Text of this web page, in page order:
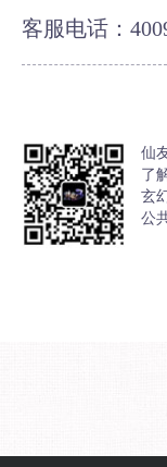
客服电话：
仙
了
玄
公